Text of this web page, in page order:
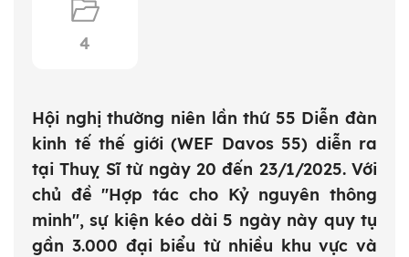
4
Hội nghị thường niên lần thứ 55 Diễn đàn
kinh tế thế giới (WEF Davos 55) diễn ra
tại Thuỵ Sĩ từ ngày 20 đến 23/1/2025. Với
chủ đề "Hợp tác cho Kỷ nguyên thông
minh", sự kiện kéo dài 5 ngày này quy tụ
gần 3.000 đại biểu từ nhiều khu vực và